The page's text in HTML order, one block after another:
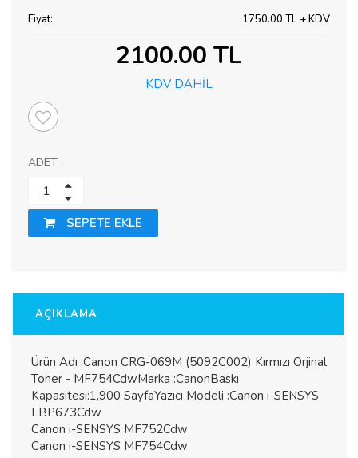
Fiyat: 1750.00 TL + KDV
2100.00 TL
KDV DAHİL
ADET :
SEPETE EKLE
AÇIKLAMA
Ürün Adı :Canon CRG-069M (5092C002) Kırmızı Orjinal
Toner - MF754CdwMarka :CanonBaskı
Kapasitesi:1,900 SayfaYazıcı Modeli :Canon i-SENSYS
LBP673Cdw
Canon i-SENSYS MF752Cdw
Canon i-SENSYS MF754Cdw